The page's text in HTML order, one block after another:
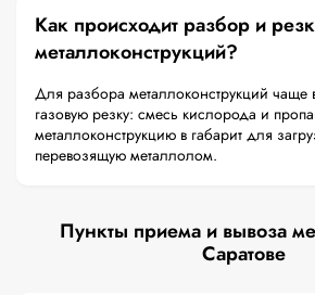
Как происходит разбор и
металлоконструкций?
Для разбора металлоконструкций чаще
газовую резку: смесь кислорода и
металлоконструкцию в габарит для
перевозящую металлолом.
Пункты приема и вывоза
Саратове